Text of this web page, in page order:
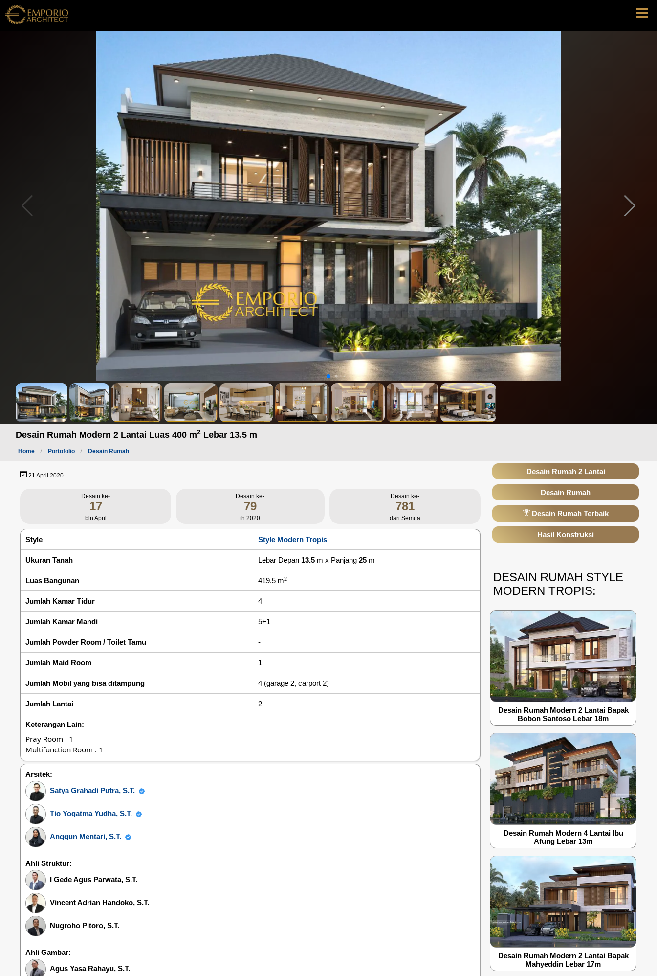
Desain Rumah Modern 2 Lantai Luas 400 m2 Lebar 13.5 m
Home Portofolio Desain Rumah
21 April 2020
Desain ke-
17
bln April
Desain ke-
79
th 2020
Desain ke-
781
dari Semua
Style Style Modern Tropis
Ukuran Tanah Lebar Depan 13.5 m x Panjang25 m
Luas Bangunan 419.5 m2
Jumlah Kamar Tidur 4
Jumlah Kamar Mandi 5+1
Jumlah Powder Room / Toilet Tamu -
Jumlah Maid Room 1
Jumlah Mobil yang bisa ditampung 4 (garage 2, carport 2)
Jumlah Lantai 2
Keterangan Lain:
Pray Room : 1
Multifunction Room : 1
Arsitek:
Satya Grahadi Putra, S.T.
Tio Yogatma Yudha, S.T.
Anggun Mentari, S.T.
Ahli Struktur:
I Gede Agus Parwata, S.T.
Vincent Adrian Handoko, S.T.
Nugroho Pitoro, S.T.
Ahli Gambar:
Agus Yasa Rahayu, S.T.
Desain Rumah 2 Lantai
Desain Rumah
Desain Rumah Terbaik
Hasil Konstruksi
DESAIN RUMAH STYLE
MODERN TROPIS:
Desain Rumah Modern 2 Lantai Bapak
Bobon Santoso Lebar 18m
Desain Rumah Modern 4 Lantai Ibu
Afung Lebar 13m
Desain Rumah Modern 2 Lantai Bapak
Mahyeddin Lebar 17m